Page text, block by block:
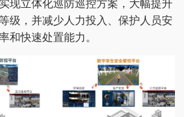
现立体化巡防巡控方案，大幅提升
级，并减少人力投入、保护人员安
和快速处置能力。